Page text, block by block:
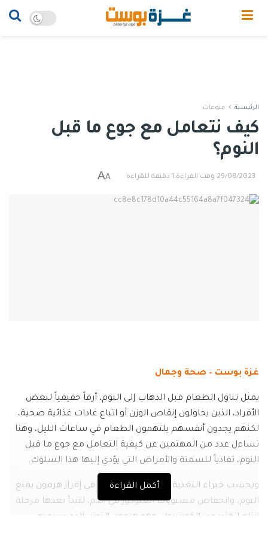
الرئيسية منوعات
كيف نتعامل مع جوع ما قبل
النوم؟
29/08/2023 وقت القراءة:1 دقيقة للقراءة A
A
غزة بوست – صحة وجمال
يمثل تناول الطعام قبل الذهاب إلى النوم، أرقاً حقيقياً لبعض
الأفراد، الذين يحاولون إنقاص الوزن أو اتباع عادات غذائية صحية،
لكنهم يجدون أنفسهم يلتهمون الطعام في ساعات الليل، وهنا
تساءل عدد من المهتمين عن كيفية التعامل مع جوع ما قبل
النوم، تفادياً للسمنة والأمراض التي يؤدي إليها هذا السلوك.
وبحسب خبراء التغذية، فإن الجوع يتسبب في إفراز هرمون يمنع
النوم، وانخفاض مستويات الغلوكوز في الدم، لتبدأ بعدها مرحلة
إنتاج الكثير من الكورتيزول، وهو هرمون التوتر، الذي سيمنع
أكمل القراءة